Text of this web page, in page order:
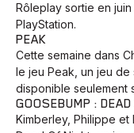
Rôleplay sortie en
PlayStation.
PEAK
Cette semaine dans
le jeu Peak, un jeu de
disponible seulement
GOOSEBUMP :
Kimberley, Philippe et